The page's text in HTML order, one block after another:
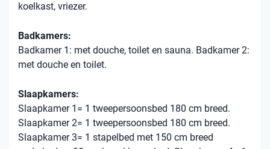
koelkast, vriezer.
Badkamers:
Badkamer 1: met douche, toilet en sauna. Badkamer 2:
met douche en toilet.
Slaapkamers:
Slaapkamer 1= 1 tweepersoonsbed 180 cm breed.
Slaapkamer 2= 1 tweepersoonsbed 180 cm breed.
Slaapkamer 3= 1 stapelbed met 150 cm breed